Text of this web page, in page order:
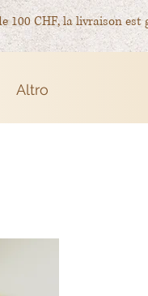
100 CHF, la livraison est
Altro